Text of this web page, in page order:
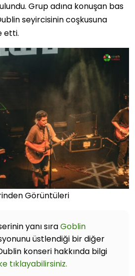
Grup adına konuşan bas
seyircisinin coşkusuna
etti.
Görüntüleri
yanı sıraGoblin
üstlendiği bir diğer
konseri hakkında bilgi
tıklayabilirsiniz.